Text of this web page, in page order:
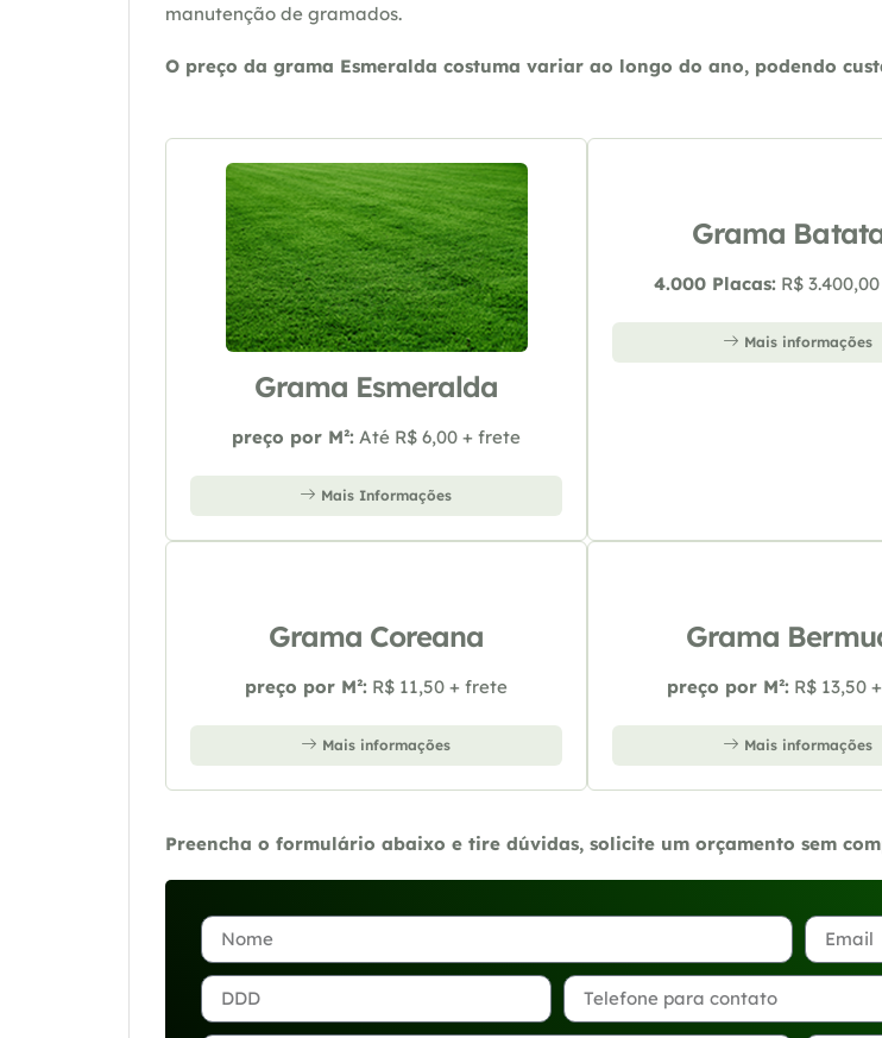
manutenção de gramados.
O preço da grama Esmeralda costuma variar ao longo do ano, podendo
Grama Esmeralda
preço por M²: Até R$ 6,00 + frete
Mais Informações
Grama
4.000 Placas: R$
Mais informações
Grama Coreana
preço por M²: R$ 11,50 + frete
Mais informações
Grama
preço por M²: R$ 13,50
Mais informações
Preencha o formulário abaixo e tire dúvidas, solicite um orçamento sem